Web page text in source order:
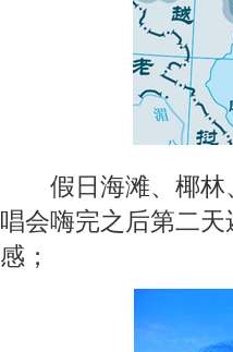
假日海滩、椰林
唱会嗨完之后第二
感；